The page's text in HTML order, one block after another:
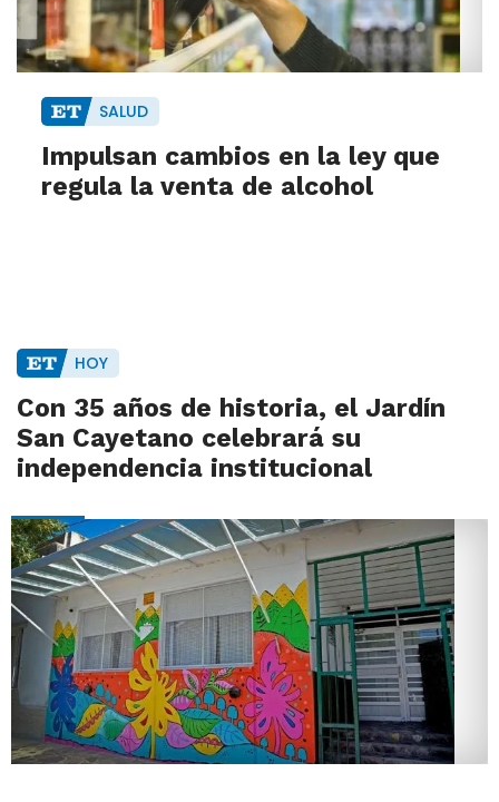
SALUD
Impulsan cambios en la ley que
regula la venta de alcohol
HOY
Con 35 años de historia, el Jardín
San Cayetano celebrará su
independencia institucional